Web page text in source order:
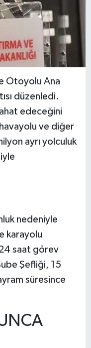
Otoyolu Ana
düzenledi.
edeceğini
ve diğer
ayrı yolculuk
nedeniyle
karayolu
24 saat görev
Şefliği, 15
süresince